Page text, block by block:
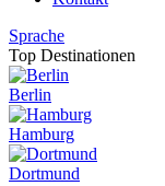
Sprache
Top Destinationen
Berlin
Hamburg
Dortmund